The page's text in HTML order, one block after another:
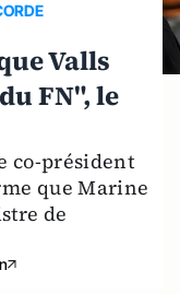
Valls
FN", le
co-président
que Marine
de